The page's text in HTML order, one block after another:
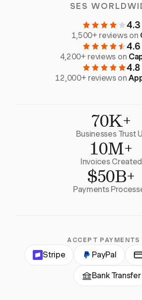
SES
4.3
1,500+ reviews on
4.6
4,200+ reviews on
4.8
12,000+ reviews on
70K+
Businesses Trust
10M+
Invoices Created
$50B+
Payments
ACCEPT PAYMENTS
Stripe PayPal
Bank Transfer